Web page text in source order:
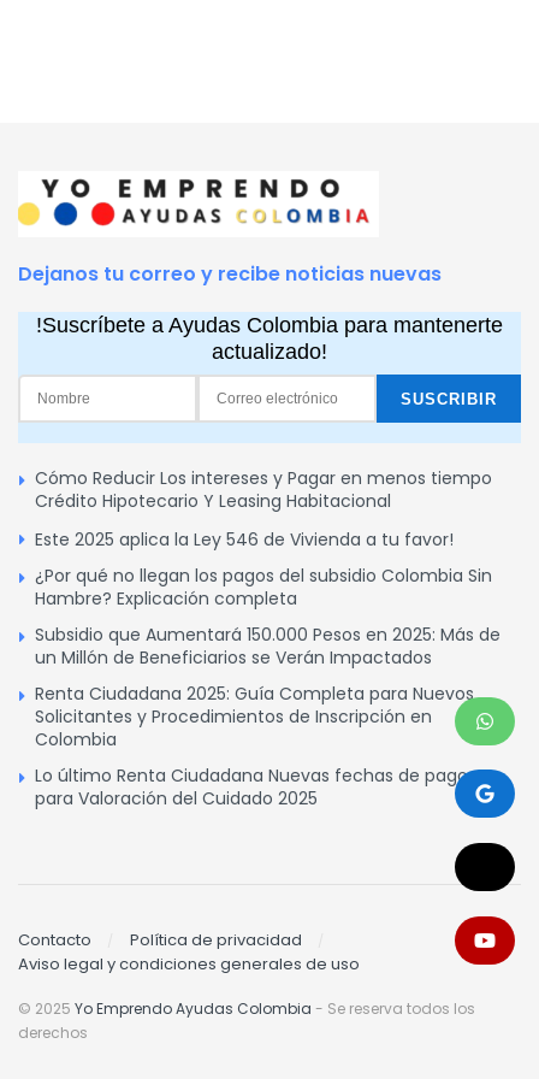
Dejanos tu correo y recibe noticias nuevas
!Suscríbete a Ayudas Colombia para mantenerte
actualizado!
Cómo Reducir Los intereses y Pagar en menos tiempo
Crédito Hipotecario Y Leasing Habitacional
Este 2025 aplica la Ley 546 de Vivienda a tu favor!
¿Por qué no llegan los pagos del subsidio Colombia Sin
Hambre? Explicación completa
Subsidio que Aumentará 150.000 Pesos en 2025: Más de
un Millón de Beneficiarios se Verán Impactados
Renta Ciudadana 2025: Guía Completa para Nuevos
Solicitantes y Procedimientos de Inscripción en
Colombia
Lo último Renta Ciudadana Nuevas fechas de pagos
para Valoración del Cuidado 2025
Contacto
Política de privacidad
Aviso legal y condiciones generales de uso
© 2025 Yo Emprendo Ayudas Colombia - Se reserva todos los
derechos